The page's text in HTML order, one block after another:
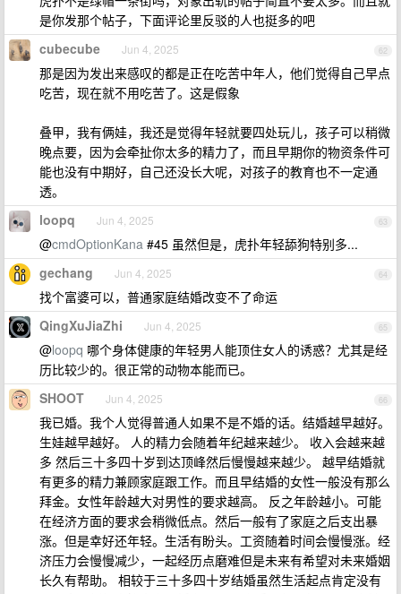
是你发那个帖子，下面评论里反驳的人也挺多的吧
62
cubecube Jun 4, 2025
那是因为发出来感叹的都是正在吃苦中年人，他们觉得自己早点
吃苦，现在就不用吃苦了。这是假象
叠甲，我有俩娃，我还是觉得年轻就要四处玩儿，孩子可以稍微
晚点要，因为会牵扯你太多的精力了，而且早期你的物资条件可
能也没有中期好，自己还没长大呢，对孩子的教育也不一定通
透。
63
loopq Jun 4, 2025
@cmdOptionKana #45 虽然但是，虎扑年轻舔狗特别多...
64
gechang Jun 4, 2025
找个富婆可以，普通家庭结婚改变不了命运
65
QingXuJiaZhi Jun 4, 2025
@loopq 哪个身体健康的年轻男人能顶住女人的诱惑？尤其是经
历比较少的。很正常的动物本能而已。
66
SHOOT Jun 4, 2025
我已婚。我个人觉得普通人如果不是不婚的话。结婚越早越好。
生娃越早越好。 人的精力会随着年纪越来越少。 收入会越来越
多 然后三十多四十岁到达顶峰然后慢慢越来越少。 越早结婚就
有更多的精力兼顾家庭跟工作。而且早结婚的女性一般没有那么
拜金。女性年龄越大对男性的要求越高。 反之年龄越小。可能
在经济方面的要求会稍微低点。然后一般有了家庭之后支出暴
涨。但是幸好还年轻。生活有盼头。工资随着时间会慢慢涨。经
济压力会慢慢减少，一起经历点磨难但是未来有希望对未来婚姻
长久有帮助。 相较于三十多四十岁结婚虽然生活起点肯定没有